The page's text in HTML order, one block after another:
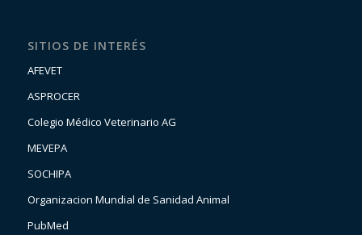
SITIOS DE INTERÉS
AFEVET
ASPROCER
Colegio Médico Veterinario AG
MEVEPA
SOCHIPA
Organizacion Mundial de Sanidad Animal
PubMed